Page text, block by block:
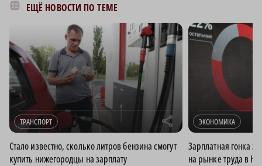
ЕЩЁ НОВОСТИ ПО ТЕМЕ
ТРАНСПОРТ r
Стало известно, сколько литров бензина смогут
купить нижегородцы на зарплату
ЭКОНОМИКА
Зарплатная гонка
на рынке труда в